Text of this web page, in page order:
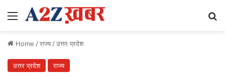
Menu
Home /राज्य/उत्तर प्रदेश
उत्तर प्रदेश राज्य